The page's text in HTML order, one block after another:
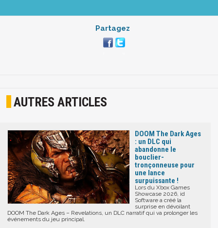
Partagez
AUTRES ARTICLES
DOOM The Dark Ages
: un DLC qui
abandonne le
bouclier-
tronçonneuse pour
une lance
surpuissante !
Lors du Xbox Games
Showcase 2026, id
Software a créé la
surprise en dévoilant
DOOM The Dark Ages – Revelations, un DLC narratif qui va prolonger les
événements du jeu principal.